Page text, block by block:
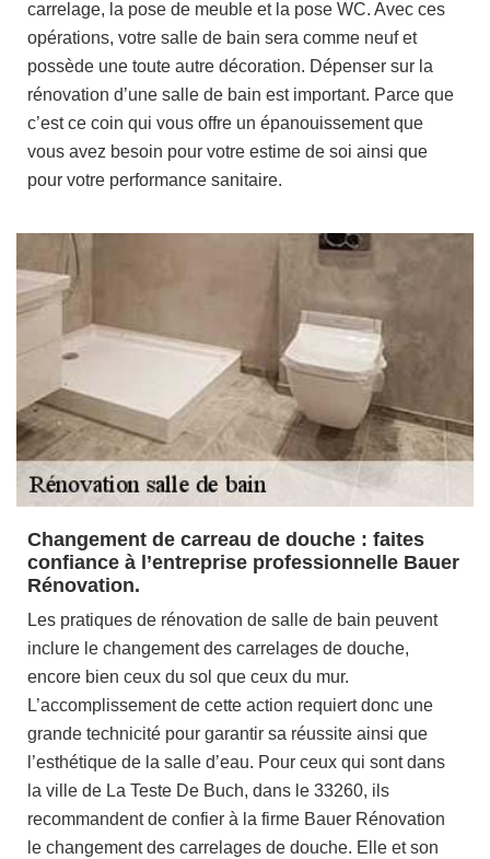
carrelage, la pose de meuble et la pose WC. Avec ces
opérations, votre salle de bain sera comme neuf et
possède une toute autre décoration. Dépenser sur la
rénovation d’une salle de bain est important. Parce que
c’est ce coin qui vous offre un épanouissement que
vous avez besoin pour votre estime de soi ainsi que
pour votre performance sanitaire.
Changement de carreau de douche : faites
confiance à l’entreprise professionnelle Bauer
Rénovation.
Les pratiques de rénovation de salle de bain peuvent
inclure le changement des carrelages de douche,
encore bien ceux du sol que ceux du mur.
L’accomplissement de cette action requiert donc une
grande technicité pour garantir sa réussite ainsi que
l’esthétique de la salle d’eau. Pour ceux qui sont dans
la ville de La Teste De Buch, dans le 33260, ils
recommandent de confier à la firme Bauer Rénovation
le changement des carrelages de douche. Elle et son